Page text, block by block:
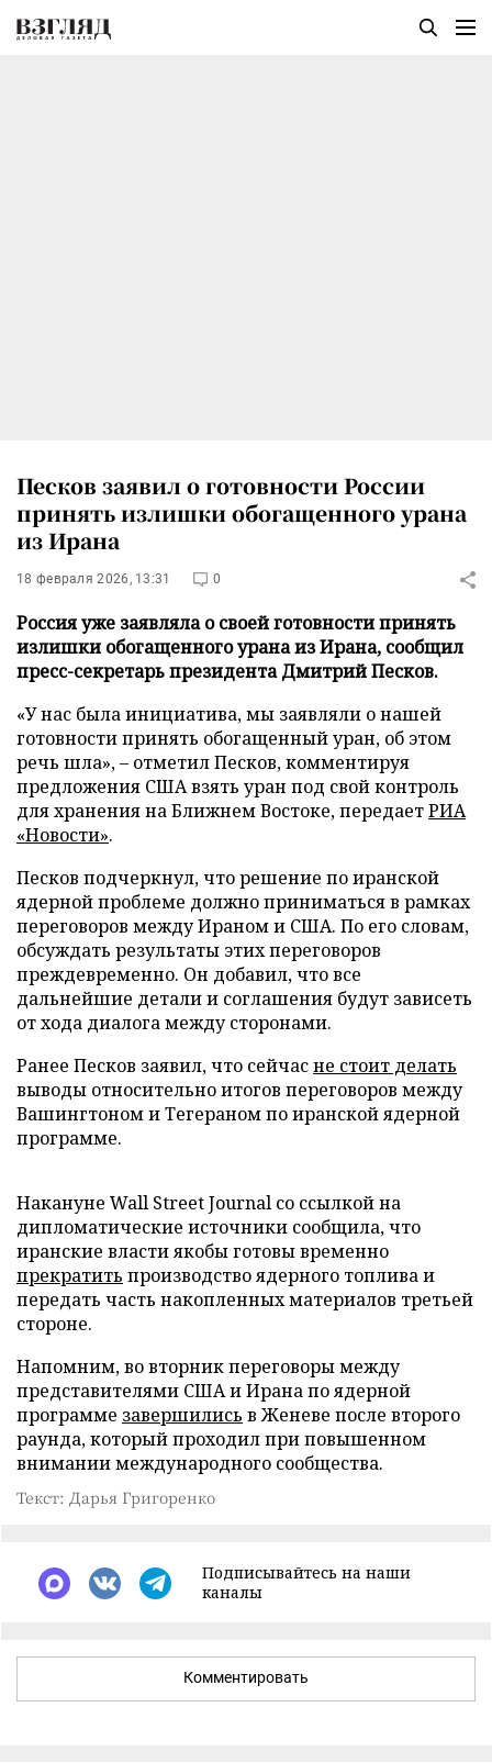
Песков заявил о готовности России
принять излишки обогащенного урана
из Ирана
18 февраля 2026, 13:31 0
Россия уже заявляла о своей готовности принять
излишки обогащенного урана из Ирана, сообщил
пресс-секретарь президента Дмитрий Песков.
«У нас была инициатива, мы заявляли о нашей
готовности принять обогащенный уран, об этом
речь шла», – отметил Песков, комментируя
предложения США взять уран под свой контроль
для хранения на Ближнем Востоке, передаетРИА
«Новости».
Песков подчеркнул, что решение по иранской
ядерной проблеме должно приниматься в рамках
переговоров между Ираном и США. По его словам,
обсуждать результаты этих переговоров
преждевременно. Он добавил, что все
дальнейшие детали и соглашения будут зависеть
от хода диалога между сторонами.
Ранее Песков заявил, что сейчасне стоит делать
выводы относительно итогов переговоров между
Вашингтоном и Тегераном по иранской ядерной
программе.
Накануне Wall Street Journal со ссылкой на
дипломатические источники сообщила, что
иранские власти якобы готовы временно
прекратить производство ядерного топлива и
передать часть накопленных материалов третьей
стороне.
Напомним, во вторник переговоры между
представителями США и Ирана по ядерной
программе завершились в Женеве после второго
раунда, который проходил при повышенном
внимании международного сообщества.
Текст: Дарья Григоренко
Подписывайтесь на наши
каналы
Комментировать